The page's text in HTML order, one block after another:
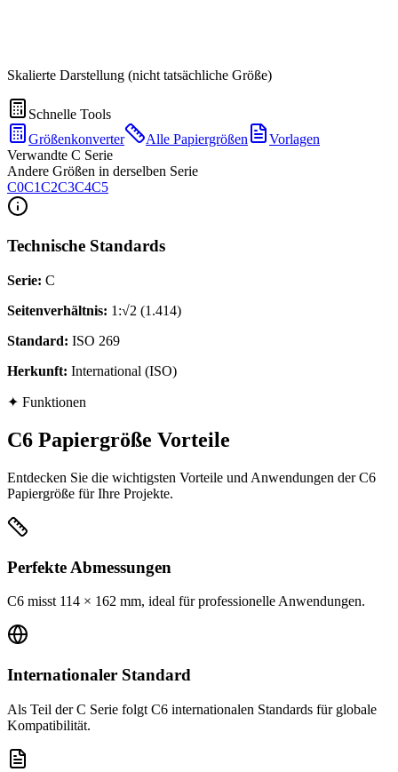
Skalierte Darstellung (nicht tatsächliche Größe)
Schnelle Tools
Größenkonverter
Alle Papiergrößen
Vorlagen
Verwandte C Serie
Andere Größen in derselben Serie
C0C1C2C3C4C5
Technische Standards
Serie: C
Seitenverhältnis: 1:√2 (1.414)
Standard: ISO 269
Herkunft: International (ISO)
✦ Funktionen
C6 Papiergröße Vorteile
Entdecken Sie die wichtigsten Vorteile und Anwendungen der C6
Papiergröße für Ihre Projekte.
Perfekte Abmessungen
C6 misst 114 × 162 mm, ideal für professionelle Anwendungen.
Internationaler Standard
Als Teil der C Serie folgt C6 internationalen Standards für globale
Kompatibilität.